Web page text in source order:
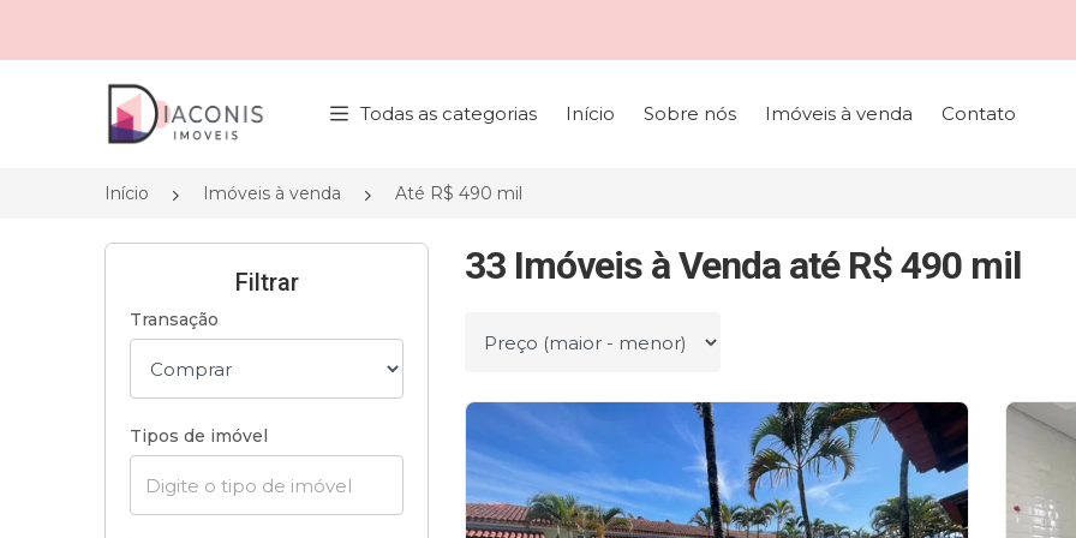
Página inicial
Todas as categorias Início Sobre nós Imóveis à venda Contato
Início Imóveis à venda Até R$ 490 mil
Filtrar
Transação
Tipos de imóvel
33 Imóveis à Venda até R$ 490 mil
Ordenar por